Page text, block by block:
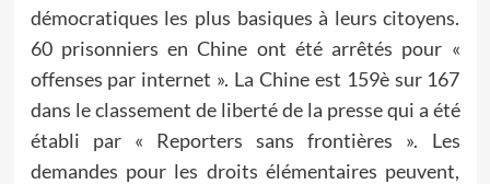
démocratiques les plus basiques à leurs citoyens.
60 prisonniers en Chine ont été arrêtés pour «
offenses par internet ». La Chine est 159è sur 167
dans le classement de liberté de la presse qui a été
établi par « Reporters sans frontières ». Les
demandes pour les droits élémentaires peuvent,